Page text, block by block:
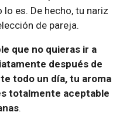
es. De hecho, tu nariz
de pareja.
que no quieras ir a
después de
todo un día, tu aroma
totalmente aceptable
.